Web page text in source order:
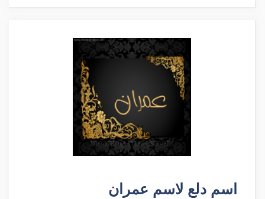
اسم دلع لاسم عمران